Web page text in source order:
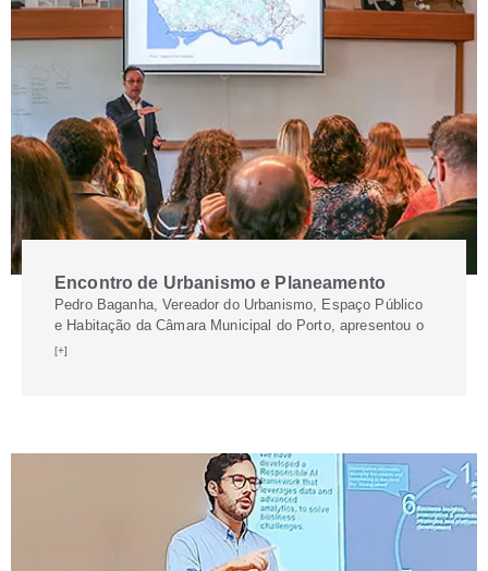
Encontro de Urbanismo e Planeamento
Pedro Baganha, Vereador do Urbanismo, Espaço Público
e Habitação da Câmara Municipal do Porto, apresentou o
[+]